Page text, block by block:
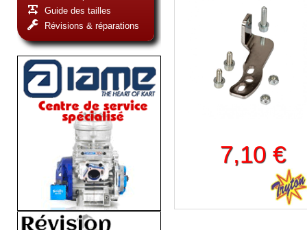
Guide des tailles
Révisions & réparations
7,10 €